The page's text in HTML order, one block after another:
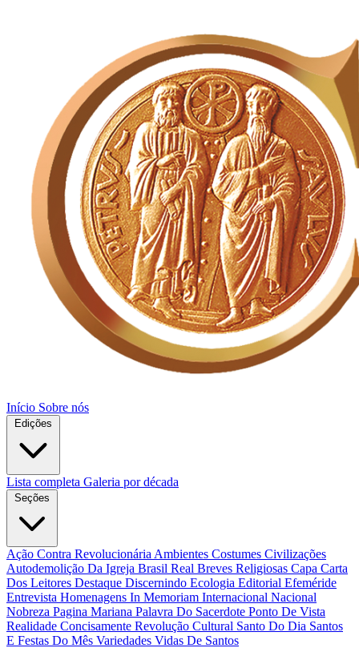
Início Sobre nós
Edições
Lista completa Galeria por década
Seções
Ação Contra Revolucionária Ambientes Costumes Civilizações
Autodemolição Da Igreja Brasil Real Breves Religiosas Capa Carta
Dos Leitores Destaque Discernindo Ecologia Editorial Efeméride
Entrevista Homenagens In Memoriam Internacional Nacional
Nobreza Pagina Mariana Palavra Do Sacerdote Ponto De Vista
Realidade Concisamente Revolução Cultural Santo Do Dia Santos
E Festas Do Mês Variedades Vidas De Santos